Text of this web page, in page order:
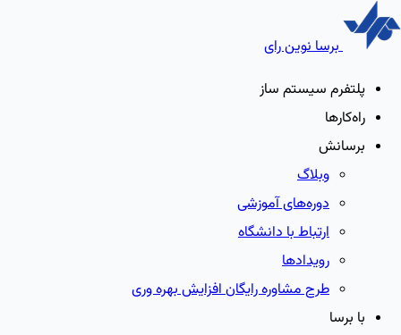
برسا نوین رای
پلتفرم سیستم ساز
راه‌کارها
برسانش
وبلاگ
دوره‌های آموزشی
ارتباط با دانشگاه
رویدادها
طرح مشاوره رایگان افزایش بهره وری
با برسا